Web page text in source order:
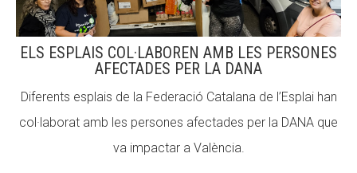
ELS ESPLAIS COL·LABOREN AMB LES PERSONES
AFECTADES PER LA DANA
Diferents esplais de la Federació Catalana de l’Esplai han
col·laborat amb les persones afectades per la DANA que
va impactar a València.
SUPORT TERCER SECTOR